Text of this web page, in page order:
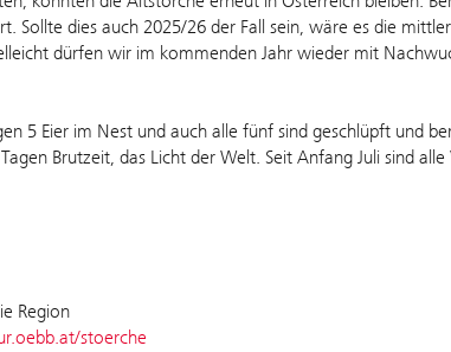
Sollte dies auch 2025/26 der Fall sein, wäre es die
dürfen wir im kommenden Jahr wieder mit
5 Eier im Nest und auch alle fünf sind geschlüpft und
Brutzeit, das Licht der Welt. Seit Anfang Juli sind
Region
stoerche